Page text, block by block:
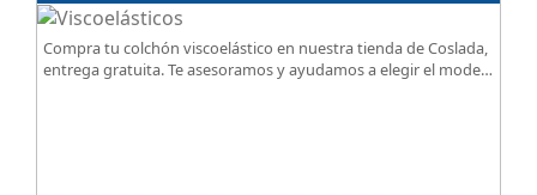
Compra tu colchón viscoelástico en nuestra tienda de Coslada,
entrega gratuita. Te asesoramos y ayudamos a elegir el modelo